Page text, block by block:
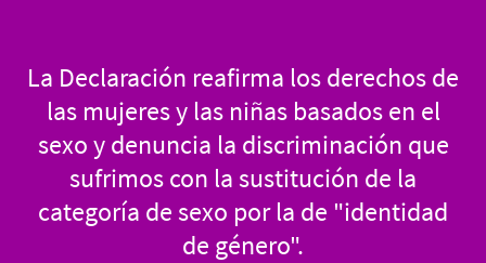
La Declaración reafirma los derechos de
las mujeres y las niñas basados en el
sexo y denuncia la discriminación que
sufrimos con la sustitución de la
categoría de sexo por la de "identidad
de género".